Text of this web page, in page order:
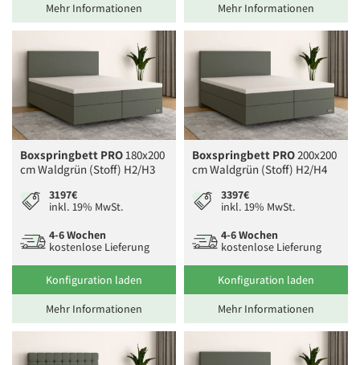
Mehr Informationen
Mehr Informationen
Boxspringbett PRO180x200
cm Waldgrün (Stoff) H2/H3
3197€
inkl. 19% MwSt.
4-6 Wochen
kostenlose Lieferung
Konfiguration laden
Mehr Informationen
Boxspringbett PRO200x200
cm Waldgrün (Stoff) H2/H4
3397€
inkl. 19% MwSt.
4-6 Wochen
kostenlose Lieferung
Konfiguration laden
Mehr Informationen